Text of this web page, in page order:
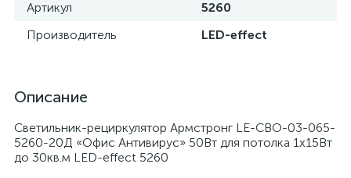
Артикул
5260
Производитель
LED-effect
Описание
Светильник-рециркулятор Армстронг LE-СВО-03-065-
5260-20Д «Офис Антивирус» 50Вт для потолка 1х15Вт
до 30кв.м LED-effect 5260